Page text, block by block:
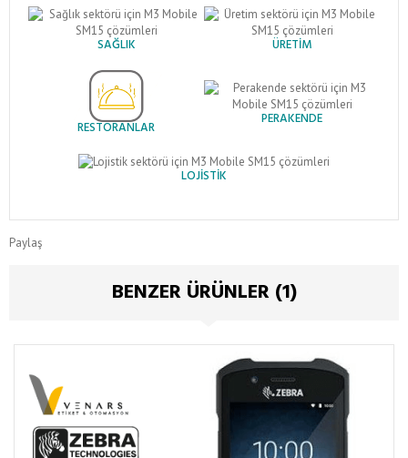
SAĞLIK ÜRETIM
RESTORANLAR PERAKENDE
LOJISTIK
Paylaş
BENZER ÜRÜNLER (1)